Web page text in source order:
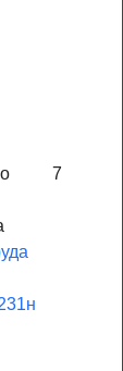
7